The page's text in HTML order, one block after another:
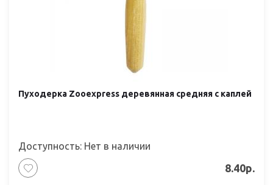
Пуходерка Zooexpress деревянная средняя с каплей
Доступность: Нет в наличии
8.40р.